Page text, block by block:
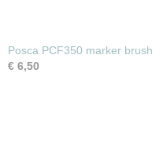
Posca PCF350 marker brush
€ 6,50